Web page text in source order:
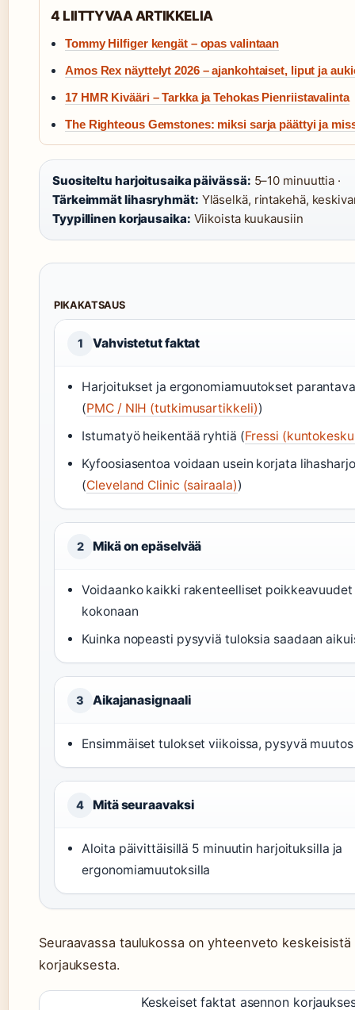
4 LIITTYVAA ARTIKKELIA
Tommy Hilfiger kengät – opas valintaan
Amos Rex näyttelyt 2026 – ajankohtaiset, liput ja
17 HMR Kivääri – Tarkka ja Tehokas Pienriistavalinta
The Righteous Gemstones: miksi sarja päättyi ja
Suositeltu harjoitusaika päivässä: 5–10 minuuttia ·
Tärkeimmät lihasryhmät: Yläselkä, rintakehä,
Tyypillinen korjausaika: Viikoista kuukausiin
PIKAKATSAUS
1 Vahvistetut faktat
Harjoitukset ja ergonomiamuutokset
(PMC / NIH (tutkimusartikkeli))
Istumatyö heikentää ryhtiä (Fressi
Kyfoosiasentoa voidaan usein korjata
(Cleveland Clinic (sairaala))
2 Mikä on epäselvää
Voidaanko kaikki rakenteelliset
kokonaan
Kuinka nopeasti pysyviä tuloksia saadaan
3 Aikajanasignaali
Ensimmäiset tulokset viikoissa, pysyvä
4 Mitä seuraavaksi
Aloita päivittäisillä 5 minuutin harjoituksilla ja
ergonomiamuutoksilla
Seuraavassa taulukossa on yhteenveto
korjauksesta.
Keskeiset faktat asennon